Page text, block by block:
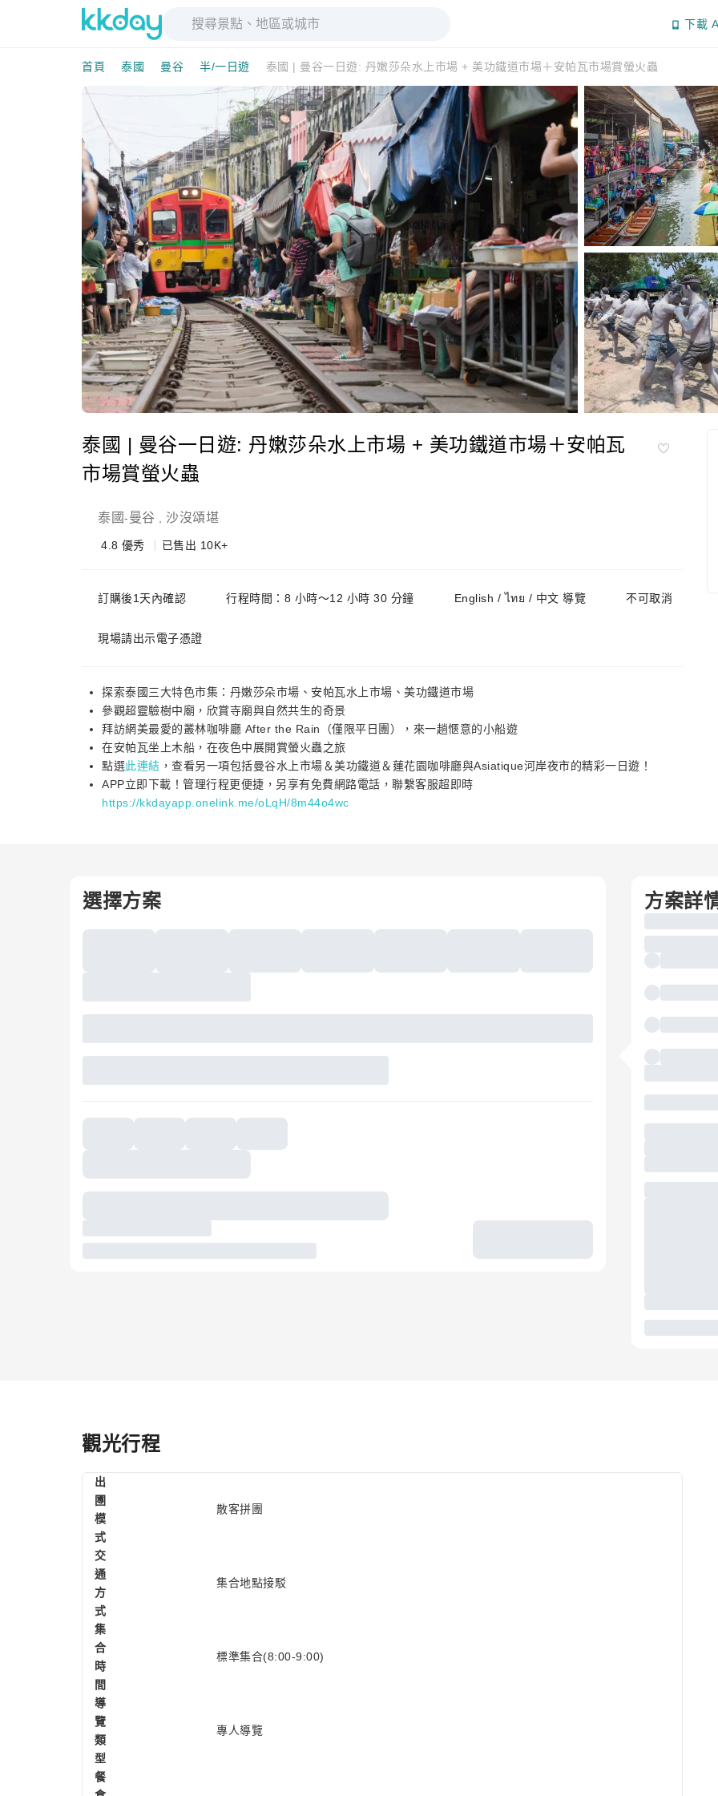
下載
首頁 泰國 曼谷 半/一日遊 泰國 | 曼谷一日遊: 丹嫩莎朵水上市場 + 美功鐵道市場＋安帕瓦市場賞螢火蟲
泰國 | 曼谷一日遊: 丹嫩莎朵水上市場 + 美功鐵道市場＋安帕瓦
市場賞螢火蟲
泰國-曼谷 沙沒頌堪
4.8 優秀 已售出 10K+
訂購後1天內確認 行程時間：8 小時～12 小時 30 分鐘 English / ไทย / 中文 導覽 不可取消
現場請出示電子憑證
探索泰國三大特色市集：丹嫩莎朵市場、安帕瓦水上市場、美功鐵道市場
參觀超靈驗樹中廟，欣賞寺廟與自然共生的奇景
拜訪網美最愛的叢林咖啡廳 After the Rain（僅限平日團），來一趟愜意的小船遊
在安帕瓦坐上木船，在夜色中展開賞螢火蟲之旅
點選此連結 ，查看另一項包括曼谷水上市場＆美功鐵道＆蓮花園咖啡廳與Asiatique河岸夜市的精彩一日遊！
APP立即下載！管理行程更便捷，另享有免費網路電話，聯繫客服超即時
https://kkdayapp.onelink.me/oLqH/8m44o4wc
選擇方案 方案詳
觀光行程
出
圑
模
式
散客拼團
交
通
方
式
集合地點接駁
集
合
時
間
標準集合(8:00-9:00)
導
覽
類
型
專人導覽
餐